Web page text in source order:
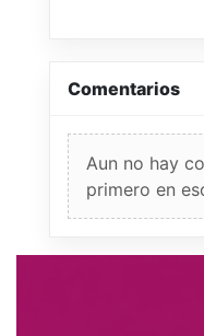
Comentarios
Aun no hay
primero en